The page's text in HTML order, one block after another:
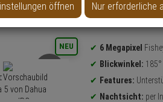
NEU 6 Megapixel
Blickwinkel:
Features:
Nachtsicht: per
öffnen Nur erforderliche